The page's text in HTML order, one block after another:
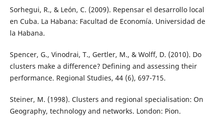
Sorhegui, R., & León, C. (2009). Repensar el desarrollo local
en Cuba. La Habana: Facultad de Economía. Universidad de
la Habana.
Spencer, G., Vinodrai, T., Gertler, M., & Wolff, D. (2010). Do
clusters make a difference? Defining and assessing their
performance. Regional Studies, 44 (6), 697-715.
Steiner, M. (1998). Clusters and regional specialisation: On
Geography, technology and networks. London: Pion.